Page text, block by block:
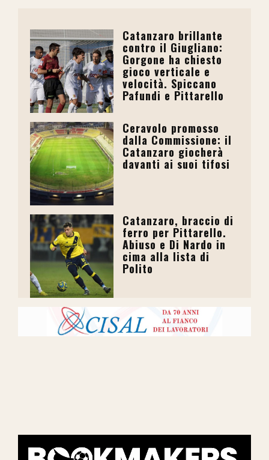
Catanzaro brillante
contro il Giugliano:
Gorgone ha chiesto
gioco verticale e
velocità. Spiccano
Pafundi e Pittarello
Ceravolo promosso
dalla Commissione: il
Catanzaro giocherà
davanti ai suoi tifosi
Catanzaro, braccio di
ferro per Pittarello.
Abiuso e Di Nardo in
cima alla lista di
Polito